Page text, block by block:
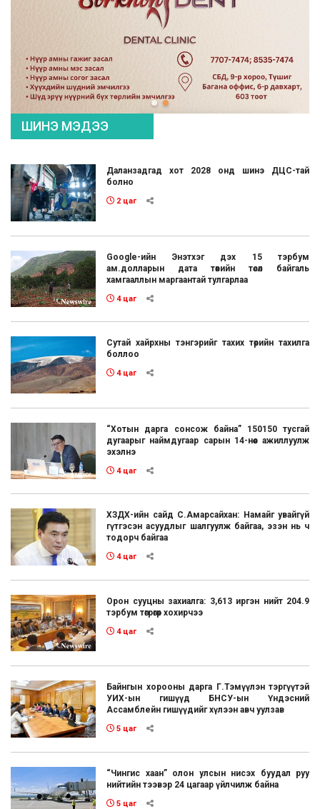
ШИНЭ МЭДЭЭ
Даланзадгад хот 2028 онд шинэ ДЦС-тай
болно
2 цаг
Google-ийн Энэтхэг дэх 15 тэрбум
ам.долларын дата төвийн төсөл байгаль
хамгааллын маргаантай тулгарлаа
4 цаг
Сутай хайрхны тэнгэрийг тахих төрийн тахилга
боллоо
4 цаг
“Хотын дарга сонсож байна” 150150 тусгай
дугаарыг наймдугаар сарын 14-нөөс ажиллуулж
эхэлнэ
4 цаг
ХЗДХ-ийн сайд С.Амарсайхан: Намайг увайгүй
гүтгэсэн асуудлыг шалгуулж байгаа, эзэн нь ч
тодорч байгаа
4 цаг
Орон сууцны захиалга: 3,613 иргэн нийт 204.9
тэрбум төгрөгөөр хохирчээ
4 цаг
Байнгын хорооны дарга Г.Тэмүүлэн тэргүүтэй
УИХ-ын гишүүд БНСУ-ын Үндэсний
Ассамблейн гишүүдийг хүлээн авч уулзав
5 цаг
“Чингис хаан” олон улсын нисэх буудал руу
нийтийн тээвэр 24 цагаар үйлчилж байна
5 цаг